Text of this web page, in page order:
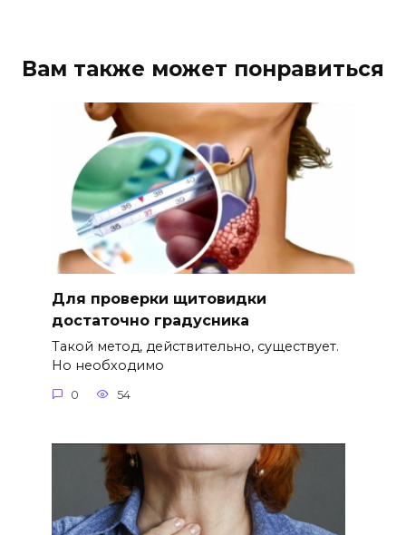
Вам также может понравиться
Для проверки щитовидки
достаточно градусника
Такой метод, действительно, существует.
Но необходимо
0 54